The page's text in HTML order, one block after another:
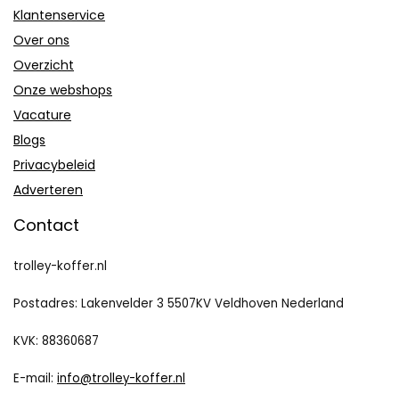
Klantenservice
Over ons
Overzicht
Onze webshops
Vacature
Blogs
Privacybeleid
Adverteren
Contact
trolley-koffer.nl
Postadres: Lakenvelder 3 5507KV Veldhoven Nederland
KVK: 88360687
E-mail: info@trolley-koffer.nl